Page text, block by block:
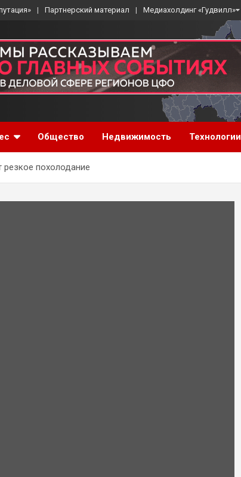
Партнерский материал Медиахолдинг «Гудвилл»
Общество Недвижимость Технологии
похолодание